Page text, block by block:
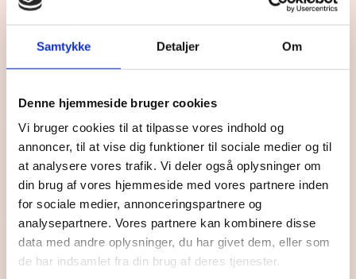
Samtykke Detaljer Om
Denne hjemmeside bruger cookies
Vi bruger cookies til at tilpasse vores indhold og
annoncer, til at vise dig funktioner til sociale medier og til
at analysere vores trafik. Vi deler også oplysninger om
din brug af vores hjemmeside med vores partnere inden
for sociale medier, annonceringspartnere og
analysepartnere. Vores partnere kan kombinere disse
data med andre oplysninger, du har givet dem, eller som
de har indsamlet fra din brug af deres tjenester.
Vi sikrer præcis og ensartet trykkvalitet, selv på de mest komplekse
overflader. Vores robuste trykmaskiner er designet til høj
driftssikkerhed og lang levetid, hvilket gør os til en stabil partner for
vores kunder.
Teknisk ekspertise
Vores løsninger inden for tampontryk, serigrafi og lasergravering er
baseret på avanceret teknologi og præcise produktionskrav. Vi
forstår de tekniske udfordringer i industriel mærkning og udvikler
løsninger, der optimerer produktionsprocesser.
Anerkendt kvalitet
Vi arbejder med nogle af de mest krævende industrier, hvor
præcision og holdbarhed er afgørende. Vores kunder vælger